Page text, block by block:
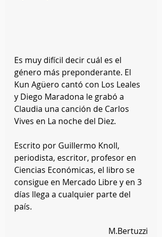
Es muy difícil decir cuál es el
género más preponderante. El
Kun Agüero cantó con Los Leales
y Diego Maradona le grabó a
Claudia una canción de Carlos
Vives en La noche del Diez.
Escrito por Guillermo Knoll,
periodista, escritor, profesor en
Ciencias Económicas, el libro se
consigue en Mercado Libre y en 3
días llega a cualquier parte del
país.
M.Bertuzzi